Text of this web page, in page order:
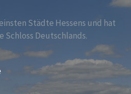
Städte Hessens und hat
Schloss Deutschlands.